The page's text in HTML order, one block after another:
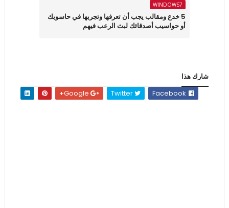
WINDOWS7
5 خدع ومقالب يجب أن تعرفها وتجربها في حاسوبك
أو حواسيب أصدقائك لبث الرعب فيهم
شارك هذا
Twitter